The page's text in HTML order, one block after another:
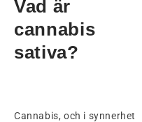
Vad är
cannabis
sativa?
Cannabis, och i synnerhet